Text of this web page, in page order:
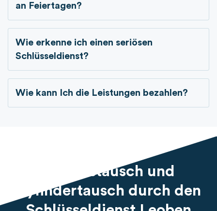
an Feiertagen?
Wie erkenne ich einen seriösen
Schlüsseldienst?
Wie kann Ich die Leistungen bezahlen?
Schlosstausch und
Zylindertausch durch den